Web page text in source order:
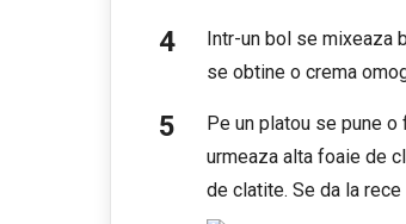
Intr-un bol se mixeaza
se obtine o crema
Pe un platou se pune
urmeaza alta foaie de
de clatite. Se da la